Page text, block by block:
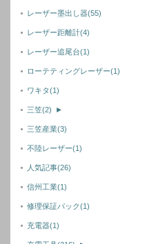
レーザー墨出し器(55)
レーザー距離計(4)
レーザー追尾台(1)
ローテティングレーザー(1)
ワキタ(1)
三笠(2) ►
三笠産業(3)
不陸レーザー(1)
人気記事(26)
信州工業(1)
修理保証パック(1)
充電器(1)